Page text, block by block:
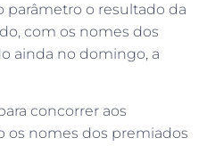
parâmetro o resultado da
com os nomes dos
ainda no domingo, a
concorrer aos
os nomes dos premiados